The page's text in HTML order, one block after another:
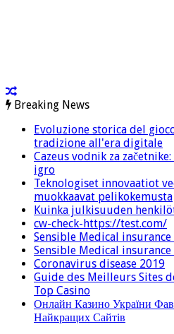
Breaking News
Evoluzione storica del
tradizione all'era digitale
Cazeus vodnik za
igro
Teknologiset innovaatiot
muokkaavat pelikokemusta
Kuinka julkisuuden
cw-check-https://test.com/
Sensible Medical
Sensible Medical
Coronavirus disease 2019
Guide des Meilleurs Sites
Top Casino
Онлайн Казино України
Найкращих Сайтів